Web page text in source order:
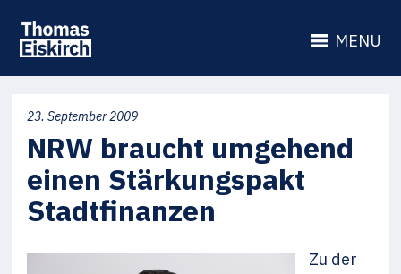
MENU
23. September 2009
NRW braucht umgehend
einen Stärkungspakt
Stadtfinanzen
Zu der